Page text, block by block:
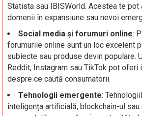
Statista sau IBISWorld. Acestea te
domenii în expansiune sau nevoi
Social media și forumuri online:
forumurile online sunt un loc excelent
subiecte sau produse devin populare.
Reddit, Instagram sau TikTok pot oferi
despre ce caută consumatorii.
Tehnologii emergente:
inteligența artificială, blockchain-ul sau